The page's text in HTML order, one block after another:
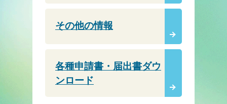
その他の情報
各種申請書・届出書ダウ
ンロード